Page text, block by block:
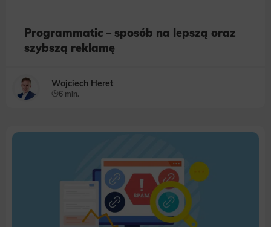
Programmatic – sposób na lepszą oraz
szybszą reklamę
Wojciech Heret
6 min.